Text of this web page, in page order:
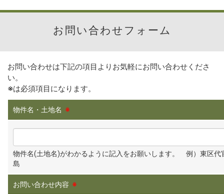
お問い合わせフォーム
お問い合わせは下記の項目よりお気軽にお問い合わせくださ
い。
※は必須項目になります。
物件名・土地名 ※
物件名(土地名)がわかるように記入をお願いします。 例）東区代
島
お問い合わせ内容 ※